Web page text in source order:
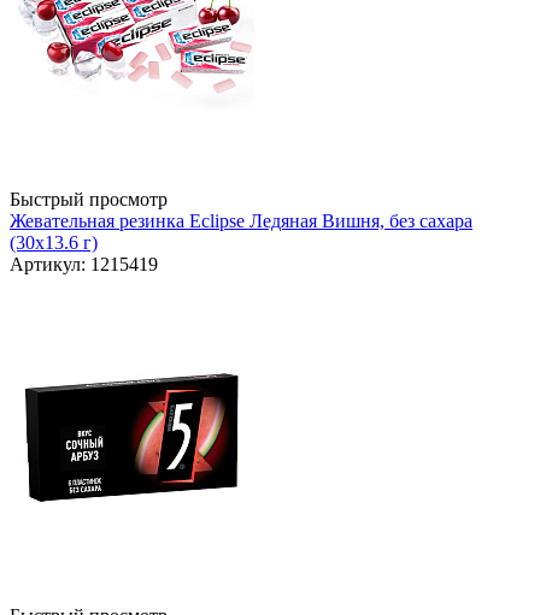
Быстрый просмотр
Жевательная резинка Eclipse Ледяная Вишня, без сахара
(30х13.6 г)
Артикул: 1215419